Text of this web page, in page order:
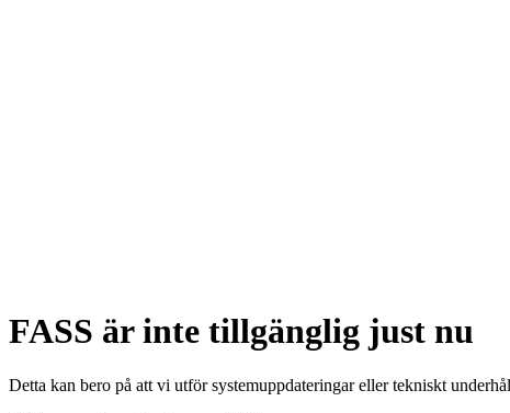
FASS är inte tillgänglig just nu
Detta kan bero på att vi utför systemuppdateringar eller tekniskt